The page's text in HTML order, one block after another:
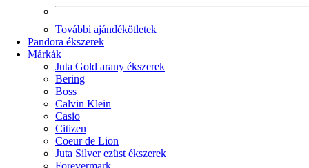
További ajándékötletek
Pandora ékszerek
Márkák
Juta Gold arany ékszerek
Bering
Boss
Calvin Klein
Casio
Citizen
Coeur de Lion
Juta Silver ezüst ékszerek
Forevermark